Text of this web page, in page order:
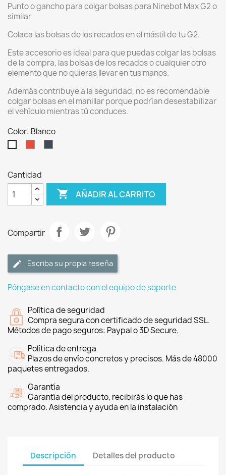
Punto o gancho para colgar bolsas para Ninebot Max G2 o
similar
Colaca las bolsas de los recados en el mástil de tu G2.
Este accesorio es ideal para que puedas colgar las bolsas
de la compra, las bolsas de los recados o cualquier otro
elemento que no quieras llevar en tus manos.
Además contribuye a la seguridad, no es recomendable
colgar bolsas en el manillar porque podrían desestabilizar
el vehículo mientras tú conduces.
Color: Blanco
Cantidad
 AÑADIR AL CARRITO
Compartir
Escriba su propia reseña
Póngase en contacto con el equipo de soporte
Política de seguridad
Compra segura con certificado de seguridad SSL.
Métodos de pago seguros: Paypal o 3D Secure.
Política de entrega
Plazos de envío concretos y precisos. Más de 48000
paquetes entregados.
Garantía
Garantía del producto, recibirás lo que has
comprado. Asistencia y ayuda en la instalación
Descripción Detalles del producto